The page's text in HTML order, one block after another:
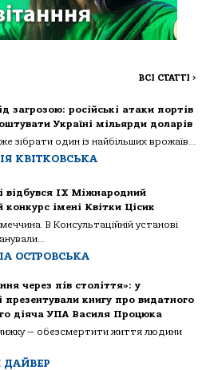
ВСІ СТАТТІ >
загрозою: російські атаки портів
Україні мільярди доларів
зібрати один із найбільших врожаїв...
КВІТКОВСЬКА
відбувся IX Міжнародний
конкурс імені Квітки Цісик
В Консультаційній установі
ОСТРОВСЬКА
через пів століття»: у
презентували книгу про видатного
діяча УПА Василя Процюка
— обезсмертити життя людини
ДАЙВЕР